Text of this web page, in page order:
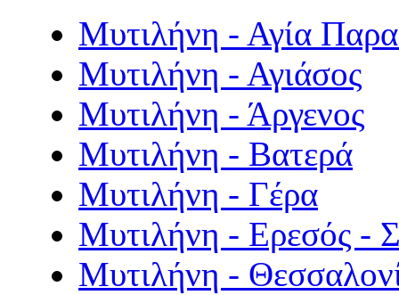
Μυτιλήνη - Αγία
Μυτιλήνη - Αγιάσος
Μυτιλήνη - Άργενος
Μυτιλήνη - Βατερά
Μυτιλήνη - Γέρα
Μυτιλήνη - Ερεσός -
Μυτιλήνη -